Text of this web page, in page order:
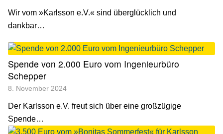
Wir vom »Karlsson e.V.« sind überglücklich und
dankbar…
Spende von 2.000 Euro vom Ingenieurbüro
Schepper
8. November 2024
Der Karlsson e.V. freut sich über eine großzügige
Spende…